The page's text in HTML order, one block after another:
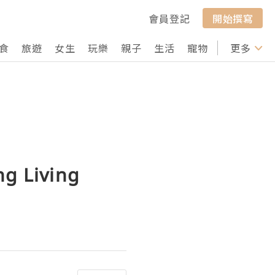
會員登記
開始撰寫
旅遊 女生 玩樂 親子 生活 寵物 行山 打卡
更多
Living